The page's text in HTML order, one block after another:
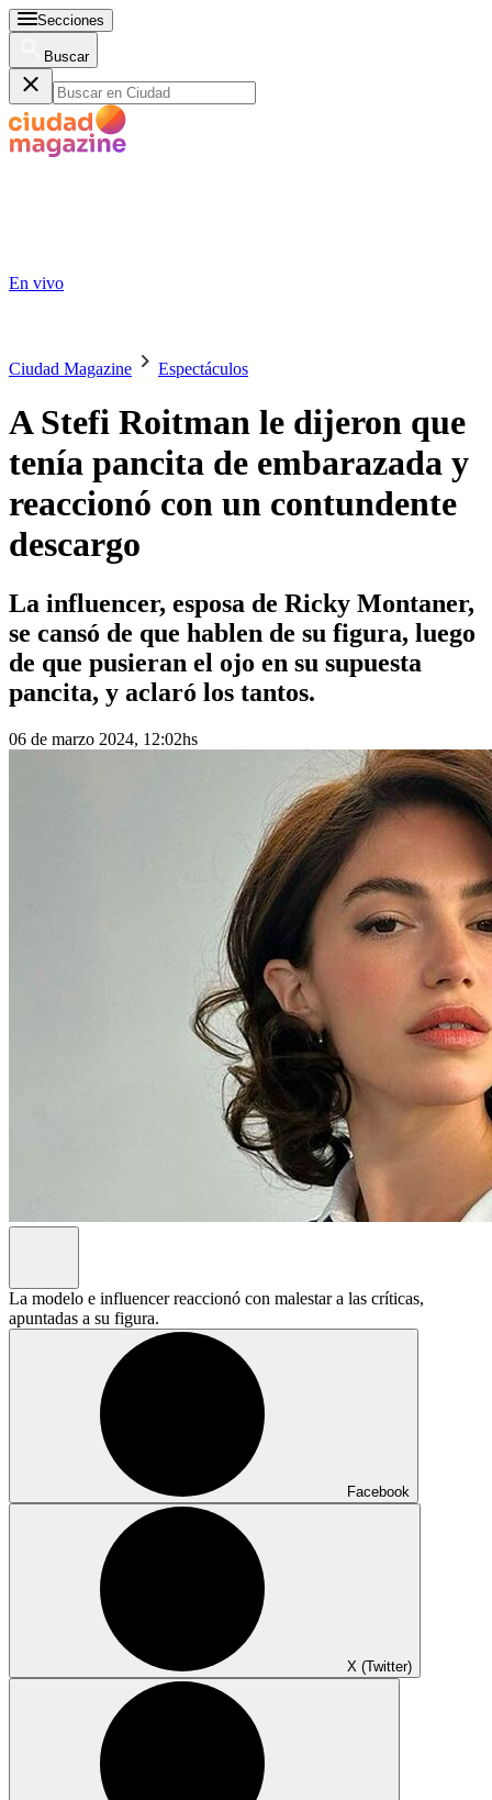
Secciones
Buscar
En vivo
Ciudad Magazine Espectáculos
A Stefi Roitman le dijeron que
tenía pancita de embarazada y
reaccionó con un contundente
descargo
La influencer, esposa de Ricky Montaner,
se cansó de que hablen de su figura, luego
de que pusieran el ojo en su supuesta
pancita, y aclaró los tantos.
06 de marzo 2024, 12:02hs
La modelo e influencer reaccionó con malestar a las críticas,
apuntadas a su figura.
Facebook
X (Twitter)